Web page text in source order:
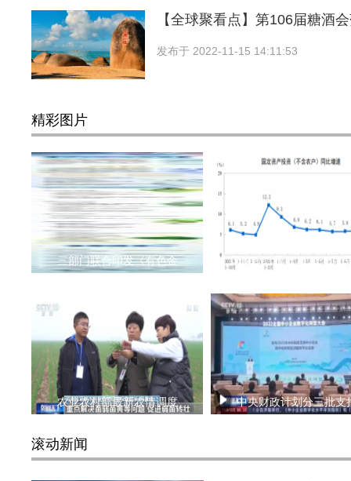
【全球聚看点】第106届糖酒
发布于 2022-11-15 14:11:53
精彩图片
三部门联合印发《有色金 国家统计局：前10个月
农业农村部最新农情调度 中央财政计划分三批支
滚动新闻